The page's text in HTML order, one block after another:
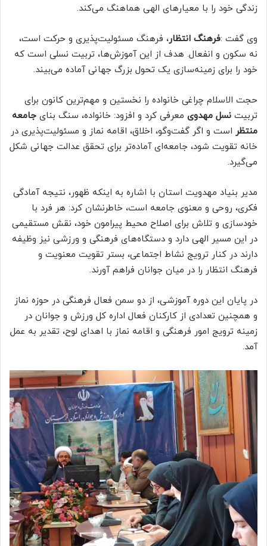
زندگی خود را با معیارهای الهی هماهنگ می‌کند.
وی گفت :فرهنگ انتظار، فرهنگ مسئولیت‌پذیری و حرکت است،
نه سکون و انفعال. هدف از این آموزش‌ها، تربیت نسلی است که
خود را برای زمینه‌سازی یک تحول بزرگ جهانی آماده می‌بیند.
حجت الاسلام چراغی خانواده را نخستین و مهم‌ترین کانون برای
تربیت نسل مهدوی معرفی کرد و افزود: خانواده، سنگ بنای جامعه
منتظر است و اگر گفت‌وگو، اخلاق، اقامه نماز و مسئولیت‌پذیری در
خانه تقویت شود، جامعه‌ای آماده‌تر برای تحقق عدالت جهانی شکل
می‌گیرد.
مدیر بنیاد مهدویت استان با اشاره به اینکه ظهور، نتیجه آمادگی
فکری، روحی و معنوی جامعه است، خاطرنشان کرد: هر فرد با
خودسازی و تلاش برای اصلاح محیط پیرامون خود، نقش مستقیمی
در این مسیر الهی دارد و دستگاه‌های فرهنگی و ورزشی نیز وظیفه
دارند در کنار ترویج نشاط اجتماعی، بستر تقویت معنویت و
فرهنگ انتظار را در میان جوانان فراهم آورند.
در پایان این دوره آموزشی، از دو سمن فعال فرهنگی در حوزه نماز
و همچنین تعدادی از کارکنان فعال اداره کل ورزش و جوانان در
زمینه ترویج امور فرهنگی و اقامه نماز با اهدای لوح، تقدیر به عمل
آمد.